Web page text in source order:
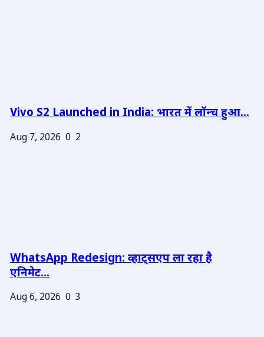
Vivo S2 Launched in India: भारत में लॉन्च हुआ...
Aug 7, 2026 0 2
WhatsApp Redesign: व्हाट्सएप ला रहा है
एनिमेट...
Aug 6, 2026 0 3